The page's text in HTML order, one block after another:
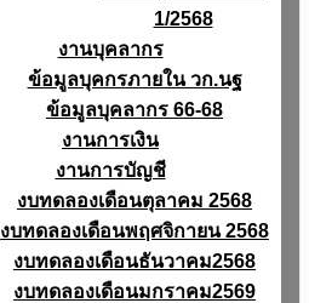
1/2568
งานบุคลากร
ข้อมูลบุคกรภายใน วก.นฐ
ข้อมูลบุคลากร 66-68
งานการเงิน
งานการบัญชี
งบทดลองเดือนตุลาคม 2568
งบทดลองเดือนพฤศจิกายน 2568
งบทดลองเดือนธันวาคม2568
งบทดลองเดือนมกราคม2569